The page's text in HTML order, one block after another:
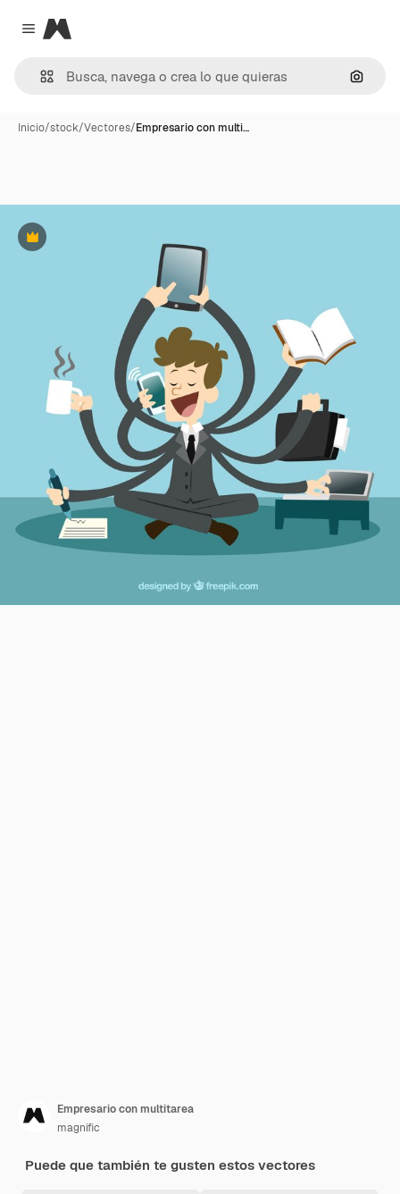
Close menu
Magnific
Inicio/stock/Vectores/Empresario con multi…
Premium
Empresario con multitarea
magnific
Puede que también te gusten estos vectores